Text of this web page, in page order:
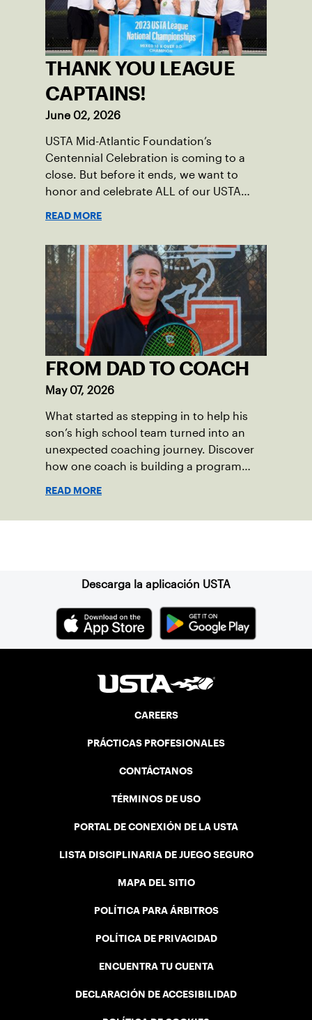
THANK YOU LEAGUE
CAPTAINS!
June 02, 2026
USTA Mid-Atlantic Foundation’s
Centennial Celebration is coming to a
close. But before it ends, we want to
honor and celebrate ALL of our USTA
community among adult players, but they
also ensure tennis in our region remains
vibrant and strong.
READ MORE
FROM DAD TO COACH
May 07, 2026
What started as stepping in to help his
son’s high school team turned into an
unexpected coaching journey. Discover
how one coach is building a program
READ MORE
Descarga la aplicación USTA
CAREERS
PRÁCTICAS PROFESIONALES
CONTÁCTANOS
TÉRMINOS DE USO
PORTAL DE CONEXIÓN DE LA USTA
LISTA DISCIPLINARIA DE JUEGO SEGURO
MAPA DEL SITIO
POLÍTICA PARA ÁRBITROS
POLÍTICA DE PRIVACIDAD
ENCUENTRA TU CUENTA
DECLARACIÓN DE ACCESIBILIDAD